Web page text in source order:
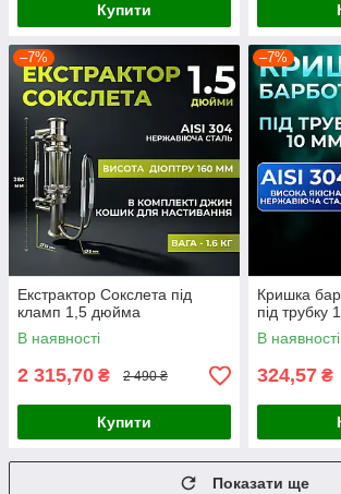
Купити
–7%
Екстрактор Сокслета під
кламп 1,5 дюйма
В наявності
2 315,70 ₴ 2 490 ₴
Купити
–7%
Кришка
під трубку
В наявності
324,57 ₴
Показати ще